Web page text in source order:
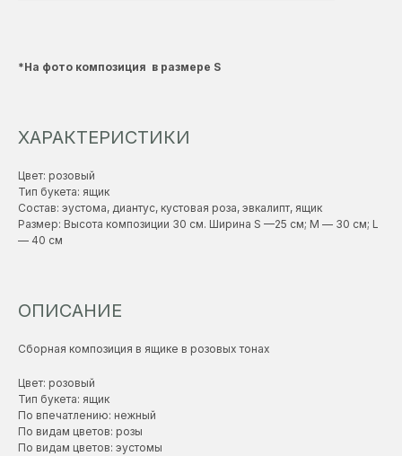
*На фото композиция в размере S
ХАРАКТЕРИСТИКИ
Цвет: розовый
Тип букета: ящик
Состав: эустома, диантус, кустовая роза, эвкалипт, ящик
Размер: Высота композиции 30 см. Ширина S —25 см; М — 30 см; L
— 40 см
ОПИСАНИЕ
Сборная композиция в ящике в розовых тонах
Цвет: розовый
Тип букета: ящик
По впечатлению: нежный
По видам цветов: розы
По видам цветов: эустомы